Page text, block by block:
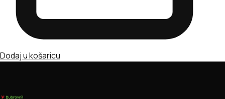
Dodaj u košaricu